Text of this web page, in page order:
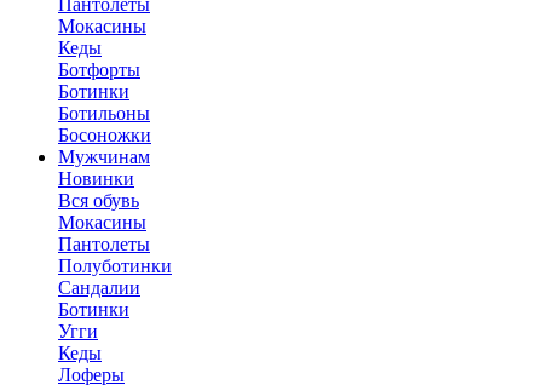
Пантолеты
Мокасины
Кеды
Ботфорты
Ботинки
Ботильоны
Босоножки
Мужчинам
Новинки
Вся обувь
Мокасины
Пантолеты
Полуботинки
Сандалии
Ботинки
Угги
Кеды
Лоферы